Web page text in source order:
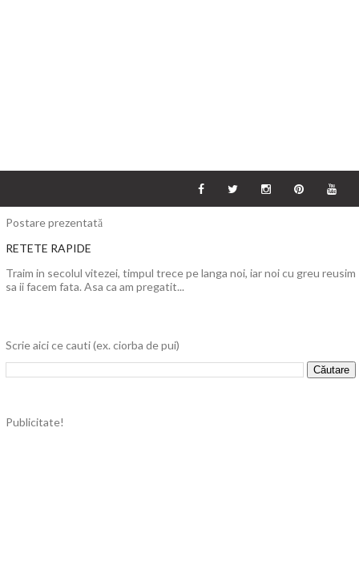
Postare prezentată
RETETE RAPIDE
Traim in secolul vitezei, timpul trece pe langa noi, iar noi cu greu reusim
sa ii facem fata. Asa ca am pregatit...
Scrie aici ce cauti (ex. ciorba de pui)
Publicitate!